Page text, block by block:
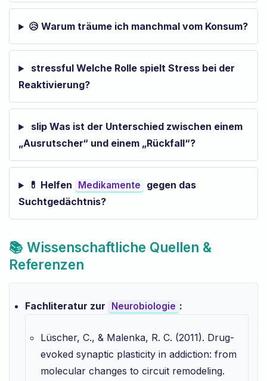
😥 Warum träume ich manchmal vom Konsum?
stressful Welche Rolle spielt Stress bei der
Reaktivierung?
slip Was ist der Unterschied zwischen einem
„Ausrutscher“ und einem „Rückfall“?
💊 Helfen Medikamente
gegen das
Suchtgedächtnis?
📚 Wissenschaftliche Quellen &
Referenzen
Fachliteratur zur Neurobiologie :
Lüscher, C., & Malenka, R. C. (2011). Drug-
evoked synaptic plasticity in addiction: from
molecular changes to circuit remodeling.